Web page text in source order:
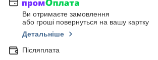
Ви отримаєте замовлення
або гроші повернуться на вашу картку
Детальніше
Післяплата